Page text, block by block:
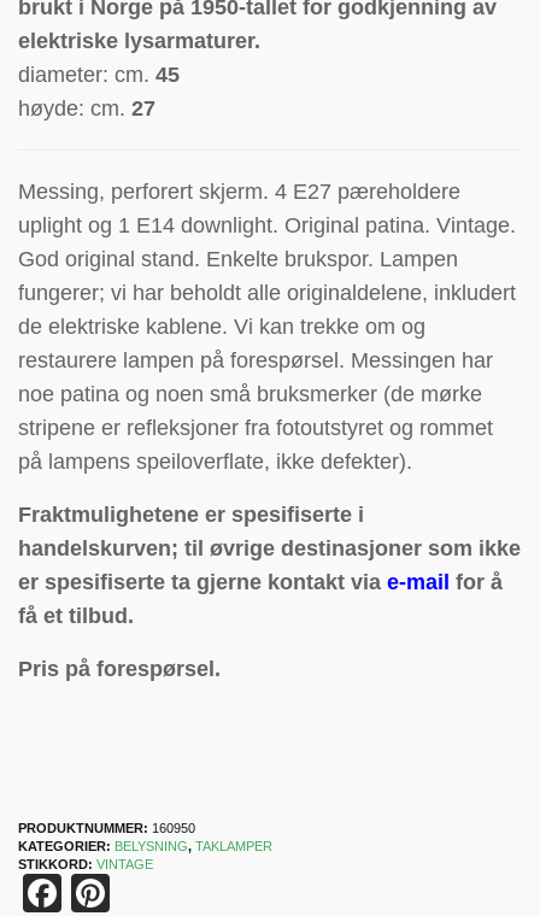
brukt i Norge på 1950-tallet for godkjenning av
elektriske lysarmaturer.
diameter: cm. 45
høyde: cm. 27
Messing, perforert skjerm. 4 E27 pæreholdere
uplight og 1 E14 downlight. Original patina. Vintage.
God original stand. Enkelte brukspor. Lampen
fungerer; vi har beholdt alle originaldelene, inkludert
de elektriske kablene. Vi kan trekke om og
restaurere lampen på forespørsel. Messingen har
noe patina og noen små bruksmerker (de mørke
stripene er refleksjoner fra fotoutstyret og rommet
på lampens speiloverflate, ikke defekter).
Fraktmulighetene er spesifiserte i
handelskurven; til øvrige destinasjoner som ikke
er spesifiserte ta gjerne kontakt via e-mail for å
få et tilbud.
Pris på forespørsel.
PRODUKTNUMMER: 160950
KATEGORIER: BELYSNING, TAKLAMPER
STIKKORD: VINTAGE
Facebook